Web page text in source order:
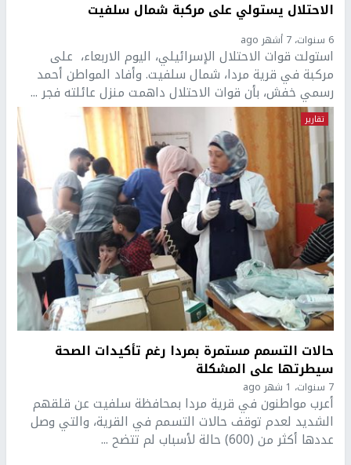
الاحتلال يستولي على مركبة شمال سلفيت
6 سنوات، 7 أشهر ago
استولت قوات الاحتلال الإسرائيلي، اليوم الاربعاء، على
مركبة في قرية مردا، شمال سلفيت. وأفاد المواطن أحمد
رسمي خفش، بأن قوات الاحتلال داهمت منزل عائلته فجر ...
تقارير
حالات التسمم مستمرة بمردا رغم تأكيدات الصحة
سيطرتها على المشكلة
7 سنوات، 1 شهر ago
أعرب مواطنون في قرية مردا بمحافظة سلفيت عن قلقهم
الشديد لعدم توقف حالات التسمم في القرية، والتي وصل
عددها أكثر من (600) حالة لأسباب لم تتضح ...